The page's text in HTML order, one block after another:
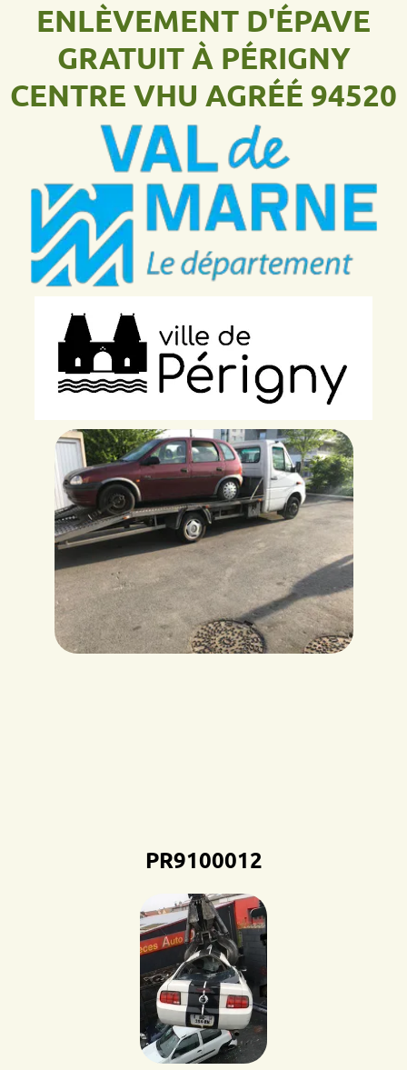
ENLÈVEMENT D'ÉPAVE
GRATUIT À PÉRIGNY
CENTRE VHU AGRÉÉ 94520
PR9100012D